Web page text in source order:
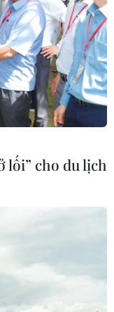
lối” cho du lịch